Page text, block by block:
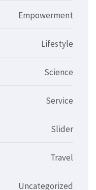
Empowerment
Lifestyle
Science
Service
Slider
Travel
Uncategorized